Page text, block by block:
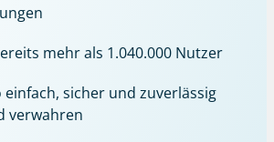
mehr als 1.040.000 Nutzer
einfach, sicher und zuverlässig
verwahren